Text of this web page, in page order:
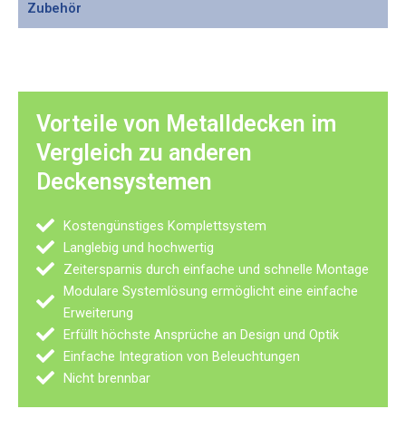
Zubehör
Vorteile von Metalldecken im
Vergleich zu anderen
Deckensystemen
Kostengünstiges Komplettsystem
Langlebig und hochwertig
Zeitersparnis durch einfache und schnelle Montage
Modulare Systemlösung ermöglicht eine einfache
Erweiterung
Erfüllt höchste Ansprüche an Design und Optik
Einfache Integration von Beleuchtungen
Nicht brennbar